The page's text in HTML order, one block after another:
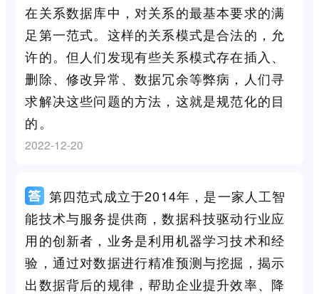
在关系数据库中，对关系的最基本要求的满
足第一范式。这样的关系模式是合法的，允
许的。但人们发现有些关系模式存在插入、
删除、修改异常、数据冗余等弊病，人们寻
求解决这些问题的方法，这就是规范化的目
的。
2022-12-20
第四范式成立于2014年，是一家人工智
能技术与服务提供商，数据科技驱动行业应
用的创新者，业务是利用机器学习技术和经
验，通过对数据进行精准预测与挖掘，揭示
出数据背后的规律，帮助企业提升效率、降